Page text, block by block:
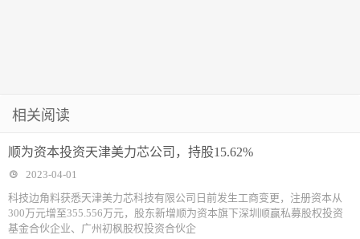
相关阅读
顺为资本投资天津美力芯公司，持股15.62%
2023-04-01
科技边角料获悉天津美力芯科技有限公司日前发生工商变更，注册资本从
300万元增至355.556万元，股东新增顺为资本旗下深圳顺赢私募股权投资
基金合伙企业、广州初枫股权投资合伙企